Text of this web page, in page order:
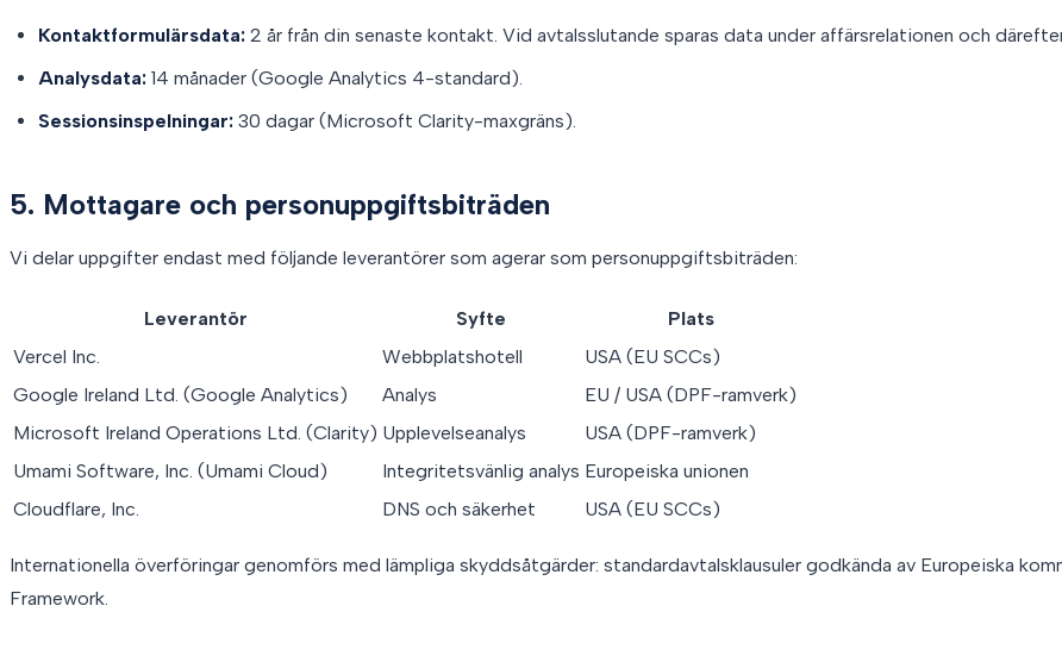
Kontaktformulärsdata: 2 år från din senaste kontakt. Vid avtalsslutande sparas data under affärsrelationen och
Analysdata: 14 månader (Google Analytics 4-standard).
Sessionsinspelningar: 30 dagar (Microsoft Clarity-maxgräns).
5. Mottagare och personuppgiftsbiträden
Vi delar uppgifter endast med följande leverantörer som agerar som personuppgiftsbiträden:
Leverantör Syfte
Plats
Vercel Inc.
Webbplatshotell
USA (EU SCCs)
Google Ireland Ltd. (Google Analytics)
Analys
EU / USA (DPF-ramverk)
Microsoft Ireland Operations Ltd. (Clarity) Upplevelseanalys
USA (DPF-ramverk)
Umami Software, Inc. (Umami Cloud)
Integritetsvänlig analys Europeiska unionen
Cloudflare, Inc.
DNS och säkerhet USA (EU SCCs)
Internationella överföringar genomförs med lämpliga skyddsåtgärder: standardavtalsklausuler godkända av Europeiska
Framework.